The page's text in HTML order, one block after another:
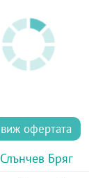
виж офертата
Слънчев Бряг